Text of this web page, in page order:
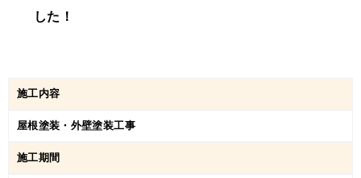
した！
施工内容
屋根塗装・外壁塗装工事
施工期間